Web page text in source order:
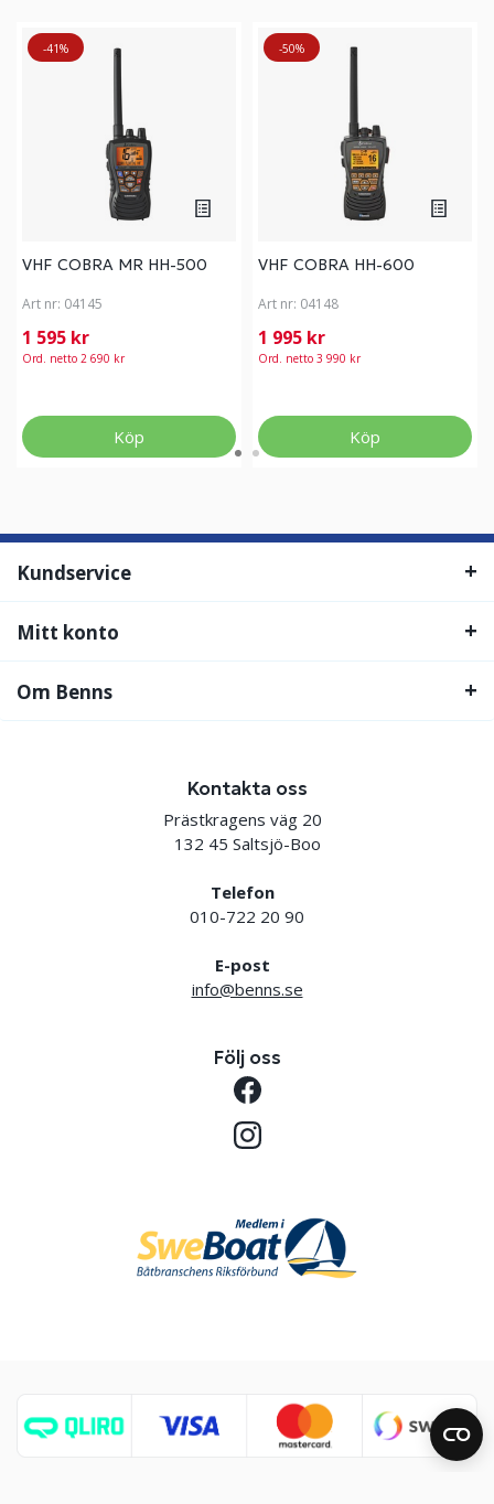
-41%
VHF COBRA MR HH-500
Art nr: 04145
1 595 kr
Ord. netto 2 690 kr
Köp
-50%
VHF COBRA HH-600
Art nr: 04148
1 995 kr
Ord. netto 3 990 kr
Köp
Kundservice
Mitt konto
Om Benns
Kontakta oss
Prästkragens väg 20
132 45 Saltsjö-Boo
Telefon
010-722 20 90
E-post
info@benns.se
Följ oss